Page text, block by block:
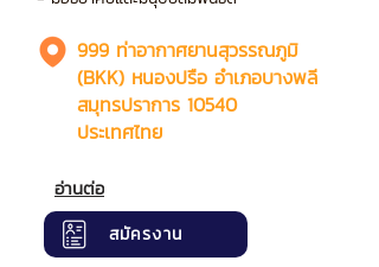
999 ท่าอากาศยานสุวรรณภูมิ
(BKK) หนองปรือ อำเภอบางพลี
สมุทรปราการ 10540
ประเทศไทย
อ่านต่อ
สมัครงาน